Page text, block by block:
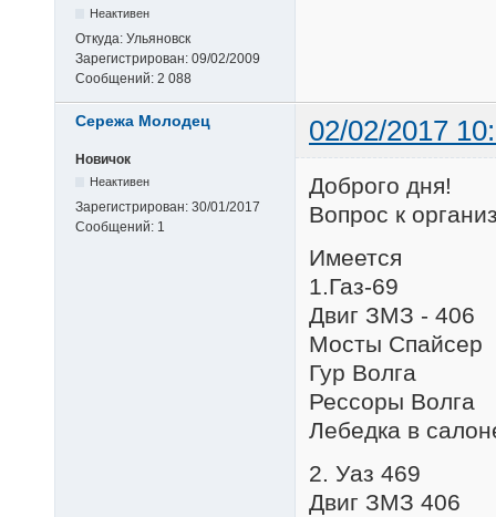
Неактивен
Откуда: Ульяновск
Зарегистрирован: 09/02/2009
Сообщений: 2 088
Сережа Молодец 02/02/2017
Новичок
Неактивен
Зарегистрирован: 30/01/2017
Сообщений: 1
Доброго дня!
Вопрос к
Имеется
1.Газ-69
Двиг ЗМЗ - 406
Мосты Спайсер
Гур Волга
Рессоры Волга
Лебедка в
2. Уаз 469
Двиг ЗМЗ 406